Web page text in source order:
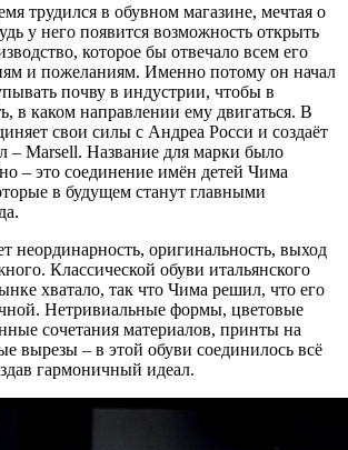
трудился в обувном магазине, мечтая о
у него появится возможность открыть
которое бы отвечало всем его
и пожеланиям. Именно потому он начал
почву в индустрии, чтобы в
в каком направлении ему двигаться. В
свои силы с Андреа Росси и создаёт
– Marsell. Название для марки было
– это соединение имён детей Чима
в будущем станут главными
неординарность, оригинальность, выход
Классической обуви итальянского
хватало, так что Чима решил, что его
Нетривиальные формы, цветовые
сочетания материалов, принты на
вырезы – в этой обуви соединилось всё
гармоничный идеал.